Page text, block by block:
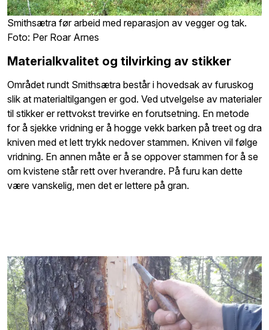
Smithsætra før arbeid med reparasjon av vegger og tak.
Foto: Per Roar Arnes
Materialkvalitet og tilvirking av stikker
Området rundt Smithsætra består i hovedsak av furuskog
slik at materialtilgangen er god. Ved utvelgelse av materialer
til stikker er rettvokst trevirke en forutsetning. En metode
for å sjekke vridning er å hogge vekk barken på treet og dra
kniven med et lett trykk nedover stammen. Kniven vil følge
vridning. En annen måte er å se oppover stammen for å se
om kvistene står rett over hverandre. På furu kan dette
være vanskelig, men det er lettere på gran.